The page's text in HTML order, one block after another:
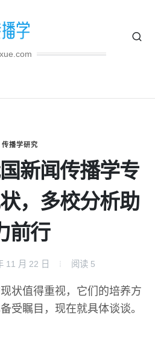
传播学研究
新闻传播学专
，多校分析助
前行
11 月 22 日 阅读 5
状值得重视，它们的培养方
受瞩目，现在就具体谈谈。